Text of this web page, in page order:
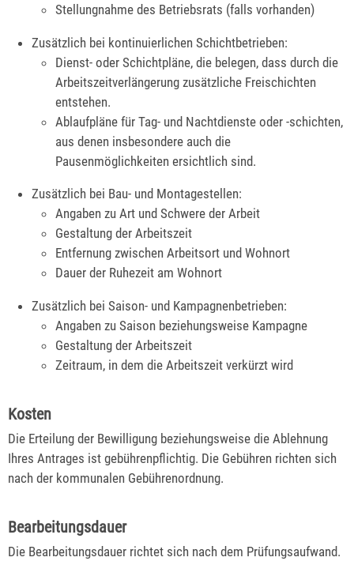
Stellungnahme des Betriebsrats (falls vorhanden)
Zusätzlich bei kontinuierlichen Schichtbetrieben:
Dienst- oder Schichtpläne, die belegen, dass durch die
Arbeitszeitverlängerung zusätzliche Freischichten
entstehen.
Ablaufpläne für Tag- und Nachtdienste oder -schichten,
aus denen insbesondere auch die
Pausenmöglichkeiten ersichtlich sind.
Zusätzlich bei Bau- und Montagestellen:
Angaben zu Art und Schwere der Arbeit
Gestaltung der Arbeitszeit
Entfernung zwischen Arbeitsort und Wohnort
Dauer der Ruhezeit am Wohnort
Zusätzlich bei Saison- und Kampagnenbetrieben:
Angaben zu Saison beziehungsweise Kampagne
Gestaltung der Arbeitszeit
Zeitraum, in dem die Arbeitszeit verkürzt wird
Kosten
Die Erteilung der Bewilligung beziehungsweise die Ablehnung
Ihres Antrages ist gebührenpflichtig. Die Gebühren richten sich
nach der kommunalen Gebührenordnung.
Bearbeitungsdauer
Die Bearbeitungsdauer richtet sich nach dem Prüfungsaufwand.